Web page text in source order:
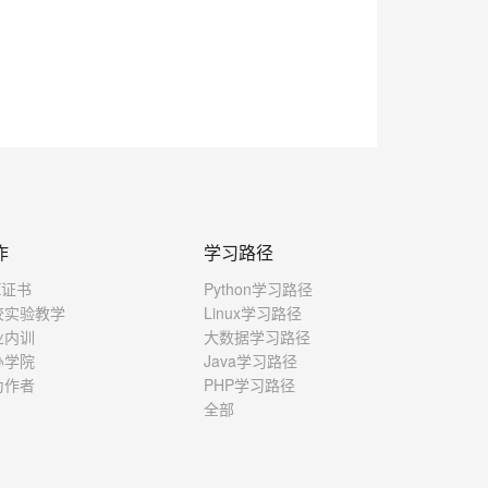
书
验教学
训
学院
者
学习路径
Python学习路径
Linux学习路径
大数据学习路径
Java学习路径
PHP学习路径
全部